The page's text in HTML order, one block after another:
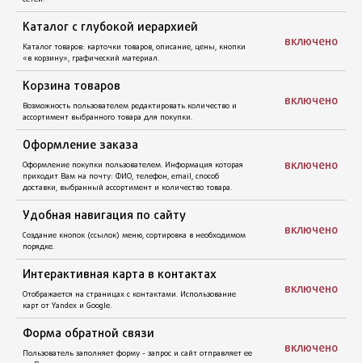
Стандартный дизайн
Включает в себя: шапку сайта, навигационные блок, левую
или правую информационную колонку, каталог товаров,
карточку товаров, корзины и подвала сайта.
Неограниченное количество страниц
В системе управления сайтом возможно создание страниц,
размещение на них любого текстового и графического
материала. Возможность встраивания видео из YouTube и соц.
сетей.
Каталог с глубокой иерархией
Каталог товаров: карточки товаров, описание, цены, кнопки
«в корзину», графический материал.
включено
Корзина товаров
включено
включено
включено
включено
включено